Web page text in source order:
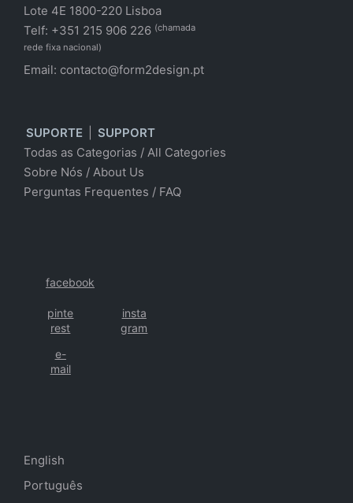
Lote 4E 1800-220 Lisboa
Telf: +351 215 906 226 (chamada
rede fixa nacional)
Email: contacto@form2design.pt
SUPORTE
SUPPORT
Todas as Categorias / All Categories
Sobre Nós / About Us
Perguntas Frequentes / FAQ
facebook
pinte
rest
insta
gram
e-
mail
English
Português